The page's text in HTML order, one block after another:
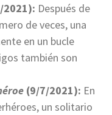
2021): Después de
de veces, una
en un bucle
también son
(9/7/2021): En
un solitario